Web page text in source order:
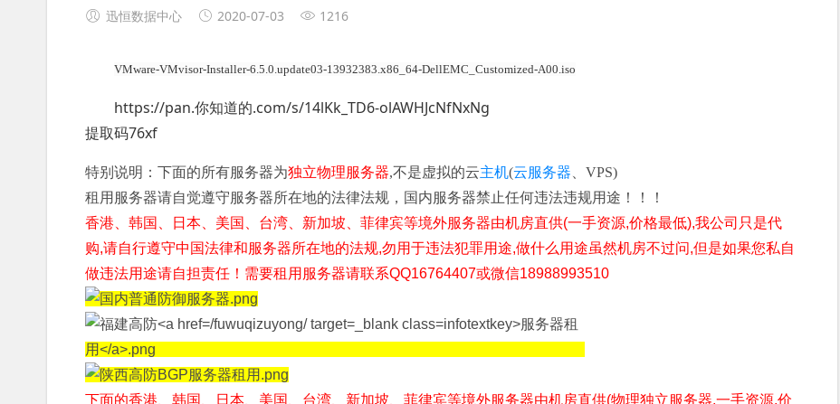
迅恒数据中心 2020-07-03 1216
VMware-VMvisor-Installer-6.5.0.update03-13932383.x86_64-DellEMC_Customized-A00.iso
https://pan.你知道的.com/s/14lKk_TD6-olAWHJcNfNxNg
提取码76xf
特别说明：下面的所有服务器为独立物理服务器,不是虚拟的云主机(云服务器 、VPS)
租用服务器请自觉遵守服务器所在地的法律法规，国内服务器禁止任何违法违规用途！！！
香港、韩国、日本、美国、台湾、新加坡、菲律宾等境外服务器由机房直供(一手资源,价格最低),我公司只是代
购,请自行遵守中国法律和服务器所在地的法规,勿用于违法犯罪用途,做什么用途虽然机房不过问,但是如果您私自
做违法用途请自担责任！需要租用服务器请联系QQ16764407或微信18988993510
下面的香港、韩国、日本、美国、台湾、新加坡、菲律宾等境外服务器由机房直供(物理独立服务器,一手资源,价